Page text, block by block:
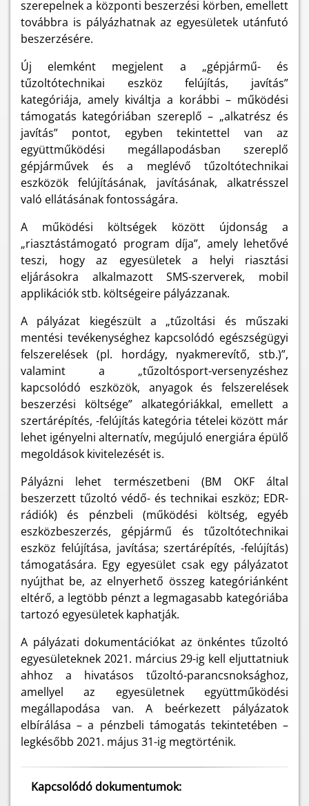
szerepelnek a központi beszerzési körben, emellett
továbbra is pályázhatnak az egyesületek utánfutó
beszerzésére.
Új elemként megjelent a „gépjármű- és
tűzoltótechnikai eszköz felújítás, javítás”
kategóriája, amely kiváltja a korábbi – működési
támogatás kategóriában szereplő – „alkatrész és
javítás” pontot, egyben tekintettel van az
együttműködési megállapodásban szereplő
gépjárművek és a meglévő tűzoltótechnikai
eszközök felújításának, javításának, alkatrésszel
való ellátásának fontosságára.
A működési költségek között újdonság a
„riasztástámogató program díja”, amely lehetővé
teszi, hogy az egyesületek a helyi riasztási
eljárásokra alkalmazott SMS-szerverek, mobil
applikációk stb. költségeire pályázzanak.
A pályázat kiegészült a „tűzoltási és műszaki
mentési tevékenységhez kapcsolódó egészségügyi
felszerelések (pl. hordágy, nyakmerevítő, stb.)”,
valamint a „tűzoltósport-versenyzéshez
kapcsolódó eszközök, anyagok és felszerelések
beszerzési költsége” alkategóriákkal, emellett a
szertárépítés, -felújítás kategória tételei között már
lehet igényelni alternatív, megújuló energiára épülő
megoldások kivitelezését is.
Pályázni lehet természetbeni (BM OKF által
beszerzett tűzoltó védő- és technikai eszköz; EDR-
rádiók) és pénzbeli (működési költség, egyéb
eszközbeszerzés, gépjármű és tűzoltótechnikai
eszköz felújítása, javítása; szertárépítés, -felújítás)
támogatására. Egy egyesület csak egy pályázatot
nyújthat be, az elnyerhető összeg kategóriánként
eltérő, a legtöbb pénzt a legmagasabb kategóriába
tartozó egyesületek kaphatják.
A pályázati dokumentációkat az önkéntes tűzoltó
egyesületeknek 2021. március 29-ig kell eljuttatniuk
ahhoz a hivatásos tűzoltó-parancsnoksághoz,
amellyel az egyesületnek együttműködési
megállapodása van. A beérkezett pályázatok
elbírálása – a pénzbeli támogatás tekintetében –
legkésőbb 2021. május 31-ig megtörténik.
Kapcsolódó dokumentumok: